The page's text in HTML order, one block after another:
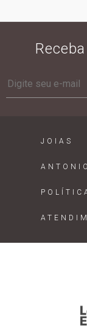
JOIAS